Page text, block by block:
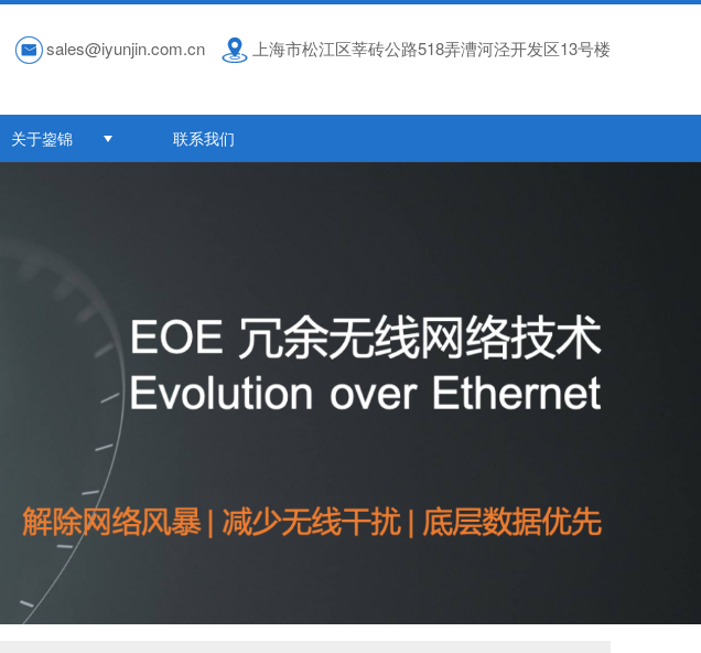
sales@iyunjin.com.cn 上海市松江区莘砖公路518弄漕河泾开发区13号楼
关于鋆锦 联系我们